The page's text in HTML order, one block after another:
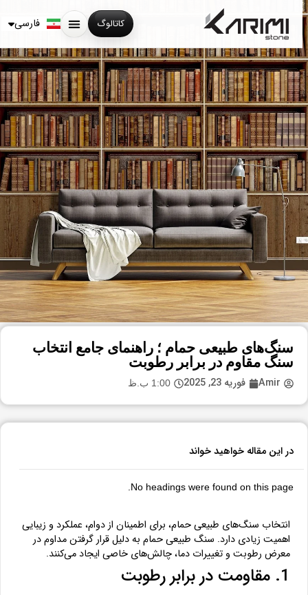
فارسی
Русский
کاتالوگ
سنگ‌های طبیعی حمام ؛ راهنمای جامع انتخاب
سنگ مقاوم در برابر رطوبت
Amir فوریه 23, 2025 1:00 ب.ظ
در این مقاله خواهید خواند
No headings were found on this page.
انتخاب سنگ‌های طبیعی حمام، برای اطمینان از دوام، عملکرد و زیبایی
اهمیت زیادی دارد. سنگ طبیعی حمام به دلیل قرار گرفتن مداوم در
معرض رطوبت و تغییرات دما، چالش‌های خاصی ایجاد می‌کنند.
1. مقاومت در برابر رطوبت